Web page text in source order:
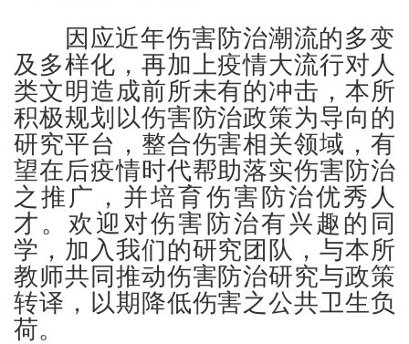
因应近年伤害防治潮流的多变
及多样化，再加上疫情大流行对人
类文明造成前所未有的冲击，本所
积极规划以伤害防治政策为导向的
研究平台，整合伤害相关领域，有
望在后疫情时代帮助落实伤害防治
之推广，并培育伤害防治优秀人
才。欢迎对伤害防治有兴趣的同
学，加入我们的研究团队，与本所
教师共同推动伤害防治研究与政策
转译，以期降低伤害之公共卫生负
荷。